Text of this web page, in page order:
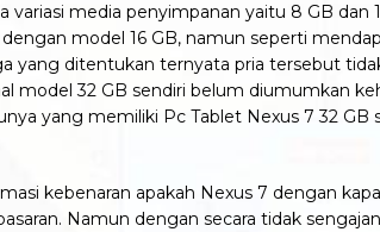
variasi media penyimpanan yaitu 8 GB
model 16 GB, namun seperti
yang ditentukan ternyata pria tersebut
model 32 GB sendiri belum diumumkan
yang memiliki Pc Tablet Nexus 7 32 GB
kebenaran apakah Nexus 7 dengan
Namun dengan secara tidak